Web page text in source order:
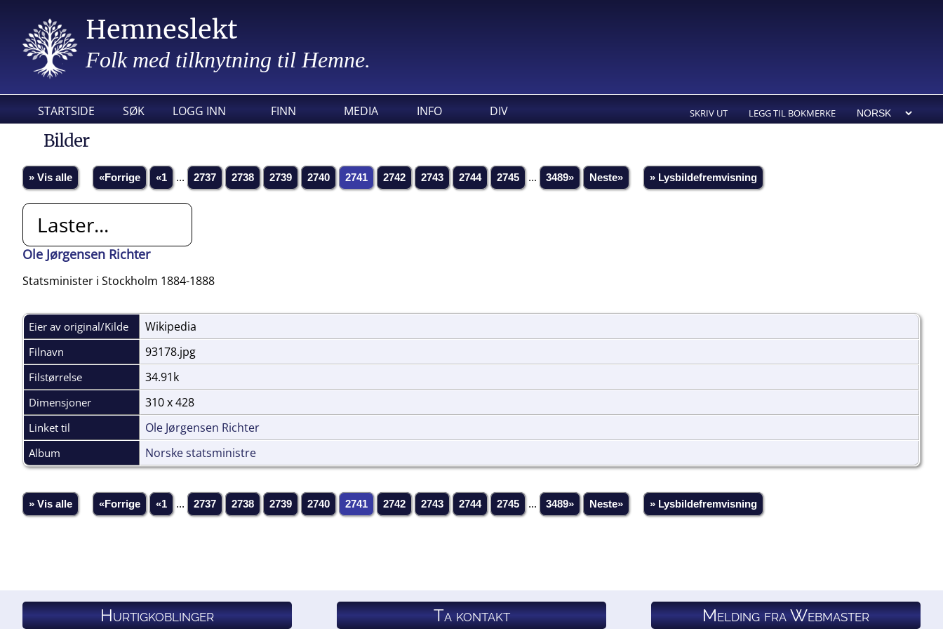
Hemneslekt
Folk med tilknytning til Hemne.
STARTSIDE SØK LOGG INN FINN MEDIA INFO DIV SKRIV UT LEGG TIL BOKMERKE
Bilder
» Vis alle «Forrige «1 ... 2737 2738 2739 2740 2741 2742 2743 2744 2745 ... 3489» Neste» » Lysbildefremvisning
Laster...
Ole Jørgensen Richter
Statsminister i Stockholm 1884-1888
Eier av original/Kilde Wikipedia
Filnavn 93178.jpg
Filstørrelse 34.91k
Dimensjoner 310 x 428
Linket til Ole Jørgensen Richter
Album Norske statsministre
» Vis alle «Forrige «1 ... 2737 2738 2739 2740 2741 2742 2743 2744 2745 ... 3489» Neste» » Lysbildefremvisning
Hurtigkoblinger Ta kontakt Melding fra Webmaster